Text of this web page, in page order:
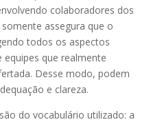
colaboradores dos
assegura que o
todos os aspectos
equipes que realmente
Desse modo, podem
e clareza.
do vocabulário utilizado: a